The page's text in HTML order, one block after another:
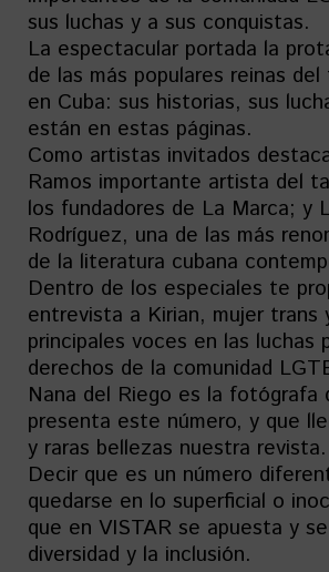
sus luchas y a sus conquistas.
La espectacular portada la
de las más populares reinas
en Cuba: sus historias, sus
están en estas páginas.
Como artistas invitados
Ramos importante artista del
los fundadores de La Marca; y
Rodríguez, una de las más
de la literatura cubana
Dentro de los especiales te
entrevista a Kirian, mujer trans
principales voces en las luchas
derechos de la comunidad
Nana del Riego es la fotógrafa
presenta este número, y que
y raras bellezas nuestra revista.
Decir que es un número
quedarse en lo superficial o
que en VISTAR se apuesta y
diversidad y la inclusión.